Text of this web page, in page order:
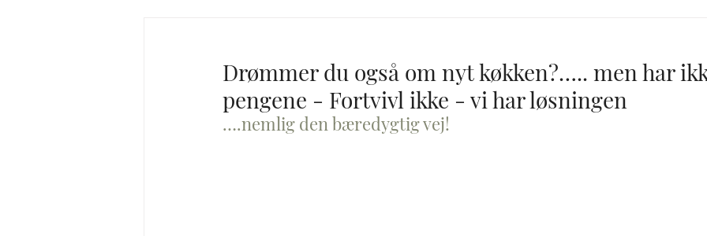
Drømmer du også om nyt køkken?….. men har
pengene - Fortvivl ikke - vi har løsningen
….nemlig den bæredygtig vej!